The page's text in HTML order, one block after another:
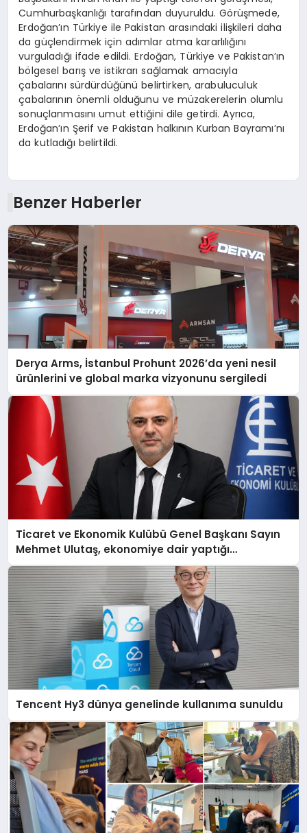
Cumhurbaşkanlığı tarafından duyuruldu. Görüşmede,
Erdoğan’ın Türkiye ile Pakistan arasındaki ilişkileri daha
da güçlendirmek için adımlar atma kararlılığını
vurguladığı ifade edildi. Erdoğan, Türkiye ve Pakistan’ın
bölgesel barış ve istikrarı sağlamak amacıyla
çabalarını sürdürdüğünü belirtirken, arabuluculuk
çabalarının önemli olduğunu ve müzakerelerin olumlu
sonuçlanmasını umut ettiğini dile getirdi. Ayrıca,
Erdoğan’ın Şerif ve Pakistan halkının Kurban Bayramı’nı
da kutladığı belirtildi.
Benzer Haberler
Derya Arms, İstanbul Prohunt 2026’da yeni nesil
ürünlerini ve global marka vizyonunu sergiledi
Ticaret ve Ekonomik Kulübü Genel Başkanı Sayın
Mehmet Ulutaş, ekonomiye dair yaptığı
açıklamada şunları kaydetti:
Tencent Hy3 dünya genelinde kullanıma sunuldu